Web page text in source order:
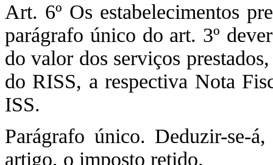
Art. 6º Os estabelecimentos
parágrafo único do art. 3º
do valor dos serviços
do RISS, a respectiva Nota
ISS.
Parágrafo único. Deduzir-se-
artigo, o imposto retido.